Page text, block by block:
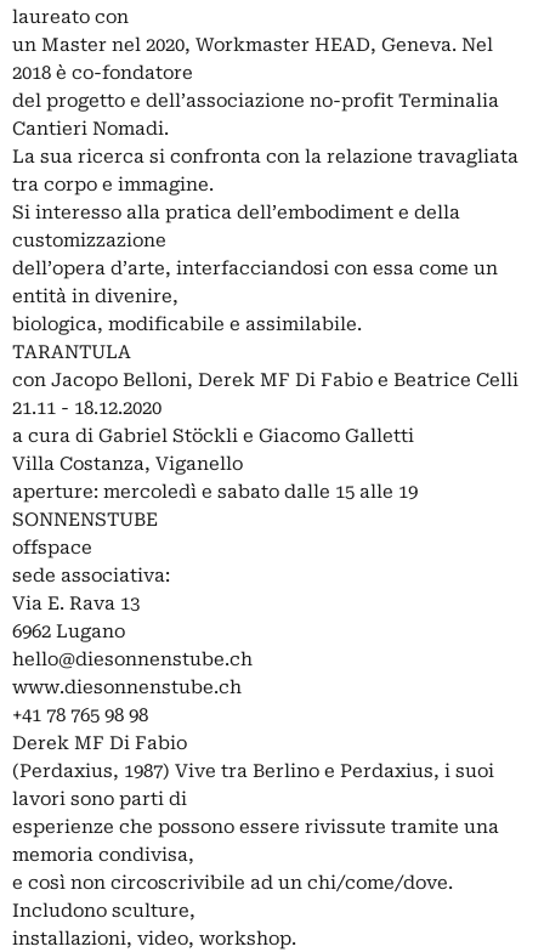
laureato con
un Master nel 2020, Workmaster HEAD, Geneva. Nel
2018 è co-fondatore
del progetto e dell’associazione no-profit Terminalia
Cantieri Nomadi.
La sua ricerca si confronta con la relazione travagliata
tra corpo e immagine.
Si interesso alla pratica dell’embodiment e della
customizzazione
dell’opera d’arte, interfacciandosi con essa come un
entità in divenire,
biologica, modificabile e assimilabile.
TARANTULA
con Jacopo Belloni, Derek MF Di Fabio e Beatrice Celli
21.11 - 18.12.2020
a cura di Gabriel Stöckli e Giacomo Galletti
Villa Costanza, Viganello
aperture: mercoledì e sabato dalle 15 alle 19
SONNENSTUBE
offspace
sede associativa:
Via E. Rava 13
6962 Lugano
hello@diesonnenstube.ch
www.diesonnenstube.ch
+41 78 765 98 98
Derek MF Di Fabio
(Perdaxius, 1987) Vive tra Berlino e Perdaxius, i suoi
lavori sono parti di
esperienze che possono essere rivissute tramite una
memoria condivisa,
e così non circoscrivibile ad un chi/come/dove.
Includono sculture,
installazioni, video, workshop.